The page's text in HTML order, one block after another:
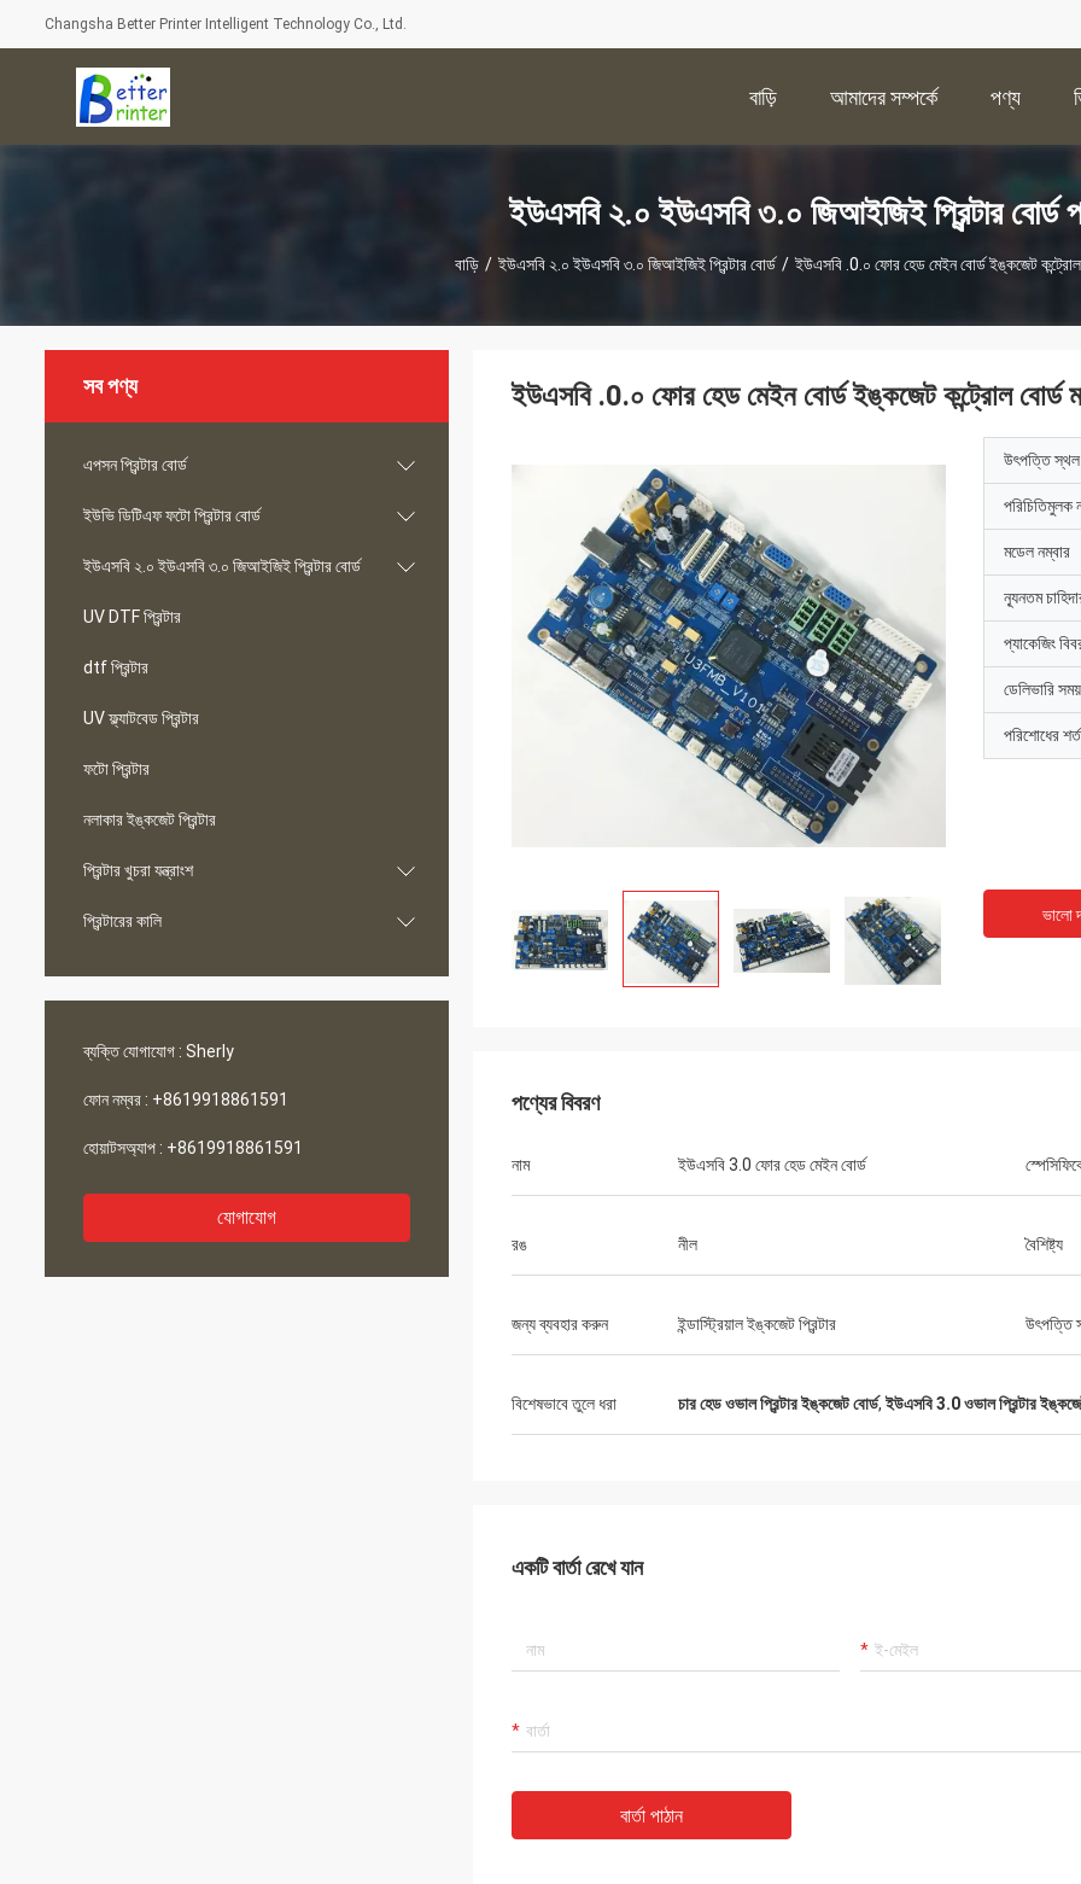
Changsha Better Printer Intelligent Technology Co., Ltd.
বাড়ি আমাদের সম্পর্কে পণ্য
ইউএসবি ২.০ ইউএসবি ৩.০ জিআইজিই প্রিন্টার বোর্ড
বাড়ি / ইউএসবি ২.০ ইউএসবি ৩.০ জিআইজিই প্রিন্টার বোর্ড / ইউএসবি .0.০ ফোর হেড মেইন বোর্ড ইঙ্কজেট কন্ট্রোল
সব পণ্য
এপসন প্রিন্টার বোর্ড
ইউভি ডিটিএফ ফটো প্রিন্টার বোর্ড
ইউএসবি ২.০ ইউএসবি ৩.০ জিআইজিই প্রিন্টার বোর্ড
UV DTF প্রিন্টার
dtf প্রিন্টার
UV ফ্ল্যাটবেড প্রিন্টার
ফটো প্রিন্টার
নলাকার ইঙ্কজেট প্রিন্টার
প্রিন্টার খুচরা যন্ত্রাংশ
প্রিন্টারের কালি
ব্যক্তি যোগাযোগ : Sherly
ফোন নম্বর : +8619918861591
হোয়াটসঅ্যাপ : +8619918861591
যোগাযোগ
ইউএসবি .0.০ ফোর হেড মেইন বোর্ড ইঙ্কজেট কন্ট্রোল বোর্ড
উৎপত্তি স্থল
পরিচিতিমুলক
মডেল নম্বার
ন্যূনতম
প্যাকেজিং
ডেলিভারি সময়
পরিশোধের শর্ত
ভালো
পণ্যের বিবরণ
নাম ইউএসবি 3.0 ফোর হেড মেইন বোর্ড
রঙ নীল বৈশিষ্ট্য
জন্য ব্যবহার করুন ইন্ডাস্ট্রিয়াল ইঙ্কজেট প্রিন্টার উৎপত্তি
বিশেষভাবে তুলে ধরা চার হেড ওভাল প্রিন্টার ইঙ্কজেট বোর্ড,ইউএসবি 3.0 ওভাল প্রিন্টার
একটি বার্তা রেখে যান
বার্তা পাঠান